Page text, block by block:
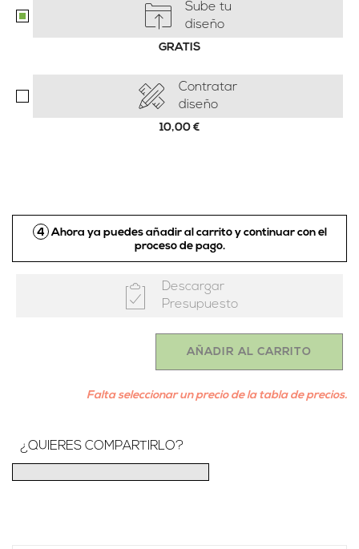
Sube tu
diseño
GRATIS
Contratar
diseño
10,00 €
4 Ahora ya puedes añadir al carrito y continuar con el
proceso de pago.
Descargar
Presupuesto
AÑADIR AL CARRITO
Falta seleccionar un precio de la tabla de precios.
¿QUIERES COMPARTIRLO?